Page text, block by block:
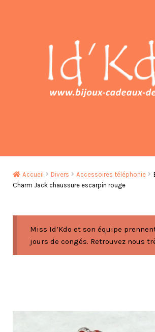
Accueil Divers Accessoires téléphonie
Charm Jack chaussure escarpin rouge
Miss Id’Kdo et son équipe
jours de congés. Retrouvez nous